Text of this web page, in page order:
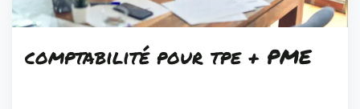
comptabilitépour tpe + PME